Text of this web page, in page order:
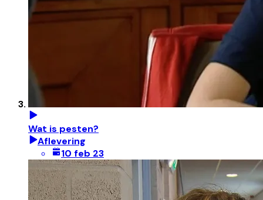
Wat is pesten?
Aflevering
10 feb 23